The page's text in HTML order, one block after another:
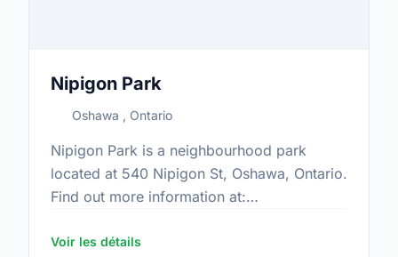
Nipigon Park
Oshawa , Ontario
Nipigon Park is a neighbourhood park
located at 540 Nipigon St, Oshawa, Ontario.
Find out more information at:
Voir les détails